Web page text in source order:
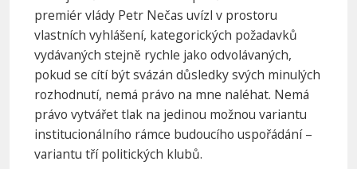
premiér vlády Petr Nečas uvízl v prostoru
vlastních vyhlášení, kategorických požadavků
vydávaných stejně rychle jako odvolávaných,
pokud se cítí být svázán důsledky svých minulých
rozhodnutí, nemá právo na mne naléhat. Nemá
právo vytvářet tlak na jedinou možnou variantu
institucionálního rámce budoucího uspořádání –
variantu tří politických klubů.